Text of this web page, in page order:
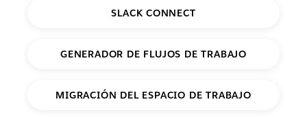
SLACK CONNECT
GENERADOR DE FLUJOS DE TRABAJO
MIGRACIÓN DEL ESPACIO DE TRABAJO